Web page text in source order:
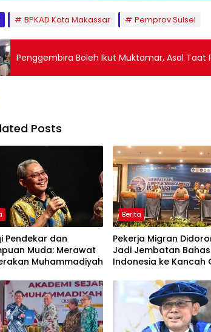
BPKAD Kota Makassar Pemprov Sulsel
Penggembira Boleh Ikut Muktamar, Asal Taat
Posts
Pendekar dan
Muda: Merawat
Muhammadiyah
Berita
Pekerja Migran
Jadi Jembatan
Indonesia ke Kancah